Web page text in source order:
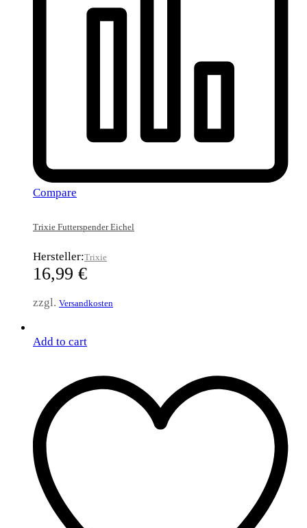
Compare
Trixie Futterspender Eichel
Hersteller:Trixie
16,99 €
zzgl. Versandkosten
Add to cart